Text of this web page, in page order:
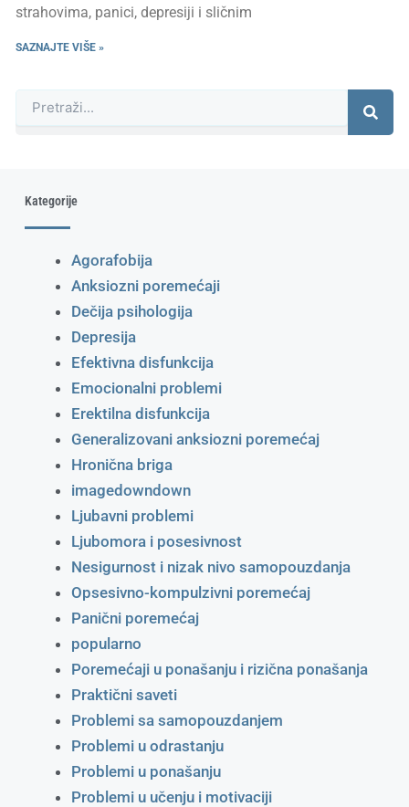
strahovima, panici, depresiji i sličnim
SAZNAJTE VIŠE »
Kategorije
Agorafobija
Anksiozni poremećaji
Dečija psihologija
Depresija
Efektivna disfunkcija
Emocionalni problemi
Erektilna disfunkcija
Generalizovani anksiozni poremećaj
Hronična briga
imagedowndown
Ljubavni problemi
Ljubomora i posesivnost
Nesigurnost i nizak nivo samopouzdanja
Opsesivno-kompulzivni poremećaj
Panični poremećaj
popularno
Poremećaji u ponašanju i rizična ponašanja
Praktični saveti
Problemi sa samopouzdanjem
Problemi u odrastanju
Problemi u ponašanju
Problemi u učenju i motivaciji